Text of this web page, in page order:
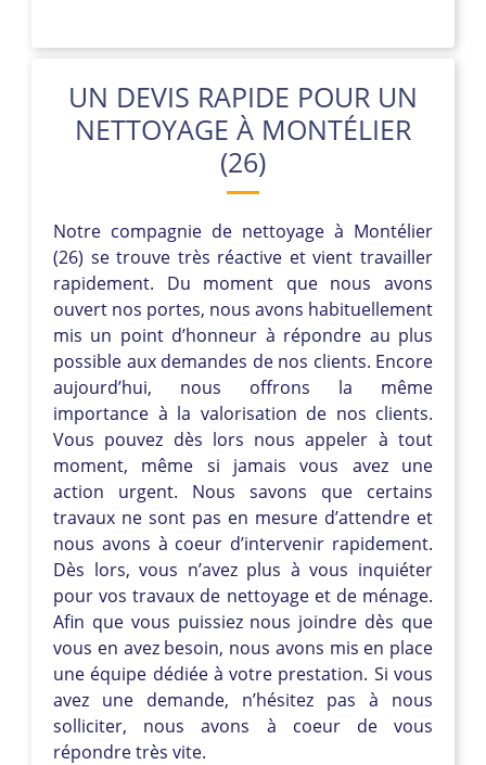
UN DEVIS RAPIDE POUR UN
NETTOYAGE À MONTÉLIER
(26)
Notre compagnie de nettoyage à Montélier
(26) se trouve très réactive et vient travailler
rapidement. Du moment que nous avons
ouvert nos portes, nous avons habituellement
mis un point d’honneur à répondre au plus
possible aux demandes de nos clients. Encore
aujourd’hui, nous offrons la même
importance à la valorisation de nos clients.
Vous pouvez dès lors nous appeler à tout
moment, même si jamais vous avez une
action urgent. Nous savons que certains
travaux ne sont pas en mesure d’attendre et
nous avons à coeur d’intervenir rapidement.
Dès lors, vous n’avez plus à vous inquiéter
pour vos travaux de nettoyage et de ménage.
Afin que vous puissiez nous joindre dès que
vous en avez besoin, nous avons mis en place
une équipe dédiée à votre prestation. Si vous
avez une demande, n’hésitez pas à nous
solliciter, nous avons à coeur de vous
répondre très vite.